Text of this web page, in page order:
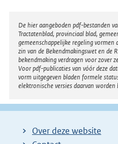
Disclaimer
De hier aangeboden pdf-bestanden
Tractatenblad, provinciaal blad,
gemeenschappelijke regeling
zin van de Bekendmakingswet en de
bekendmaking verdragen voor zover
Voor pdf-publicaties van vóór deze
vorm uitgegeven bladen formele
elektronische versies daarvan worden
Over deze website